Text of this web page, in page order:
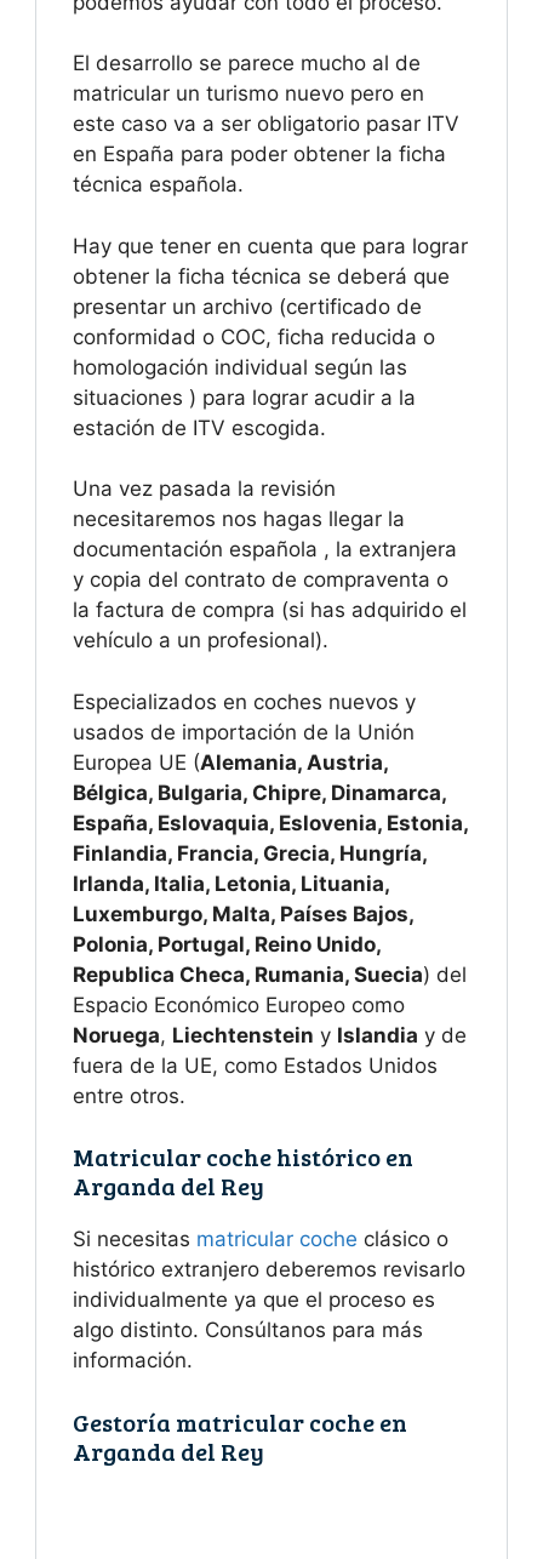
El desarrollo se parece mucho al de
matricular un turismo nuevo pero en
este caso va a ser obligatorio pasar ITV
en España para poder obtener la ficha
técnica española.
Hay que tener en cuenta que para lograr
obtener la ficha técnica se deberá que
presentar un archivo (certificado de
conformidad o COC, ficha reducida o
homologación individual según las
situaciones ) para lograr acudir a la
estación de ITV escogida.
Una vez pasada la revisión
necesitaremos nos hagas llegar la
documentación española , la extranjera
y copia del contrato de compraventa o
la factura de compra (si has adquirido el
vehículo a un profesional).
Especializados en coches nuevos y
usados de importación de la Unión
Europea UE (Alemania, Austria,
Bélgica, Bulgaria, Chipre, Dinamarca,
España, Eslovaquia, Eslovenia, Estonia,
Finlandia, Francia, Grecia, Hungría,
Irlanda, Italia, Letonia, Lituania,
Luxemburgo, Malta, Países Bajos,
Polonia, Portugal, Reino Unido,
Republica Checa, Rumania, Suecia) del
Espacio Económico Europeo como
Noruega, Liechtenstein y Islandia y de
fuera de la UE, como Estados Unidos
entre otros.
Matricular coche histórico en
Arganda del Rey
Si necesitas matricular coche clásico o
histórico extranjero deberemos revisarlo
individualmente ya que el proceso es
algo distinto. Consúltanos para más
información.
Gestoría matricular coche en
Arganda del Rey